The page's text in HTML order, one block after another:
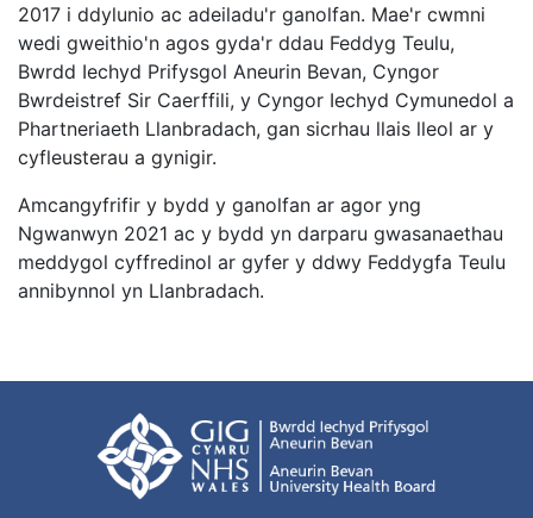
2017 i ddylunio ac adeiladu'r ganolfan. Mae'r cwmni
wedi gweithio'n agos gyda'r ddau Feddyg Teulu,
Bwrdd Iechyd Prifysgol Aneurin Bevan, Cyngor
Bwrdeistref Sir Caerffili, y Cyngor Iechyd Cymunedol a
Phartneriaeth Llanbradach, gan sicrhau llais lleol ar y
cyfleusterau a gynigir.
Amcangyfrifir y bydd y ganolfan ar agor yng
Ngwanwyn 2021 ac y bydd yn darparu gwasanaethau
meddygol cyffredinol ar gyfer y ddwy Feddygfa Teulu
annibynnol yn Llanbradach.